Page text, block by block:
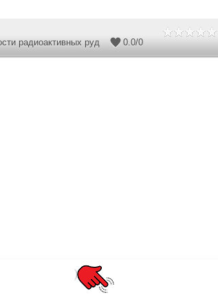
радиоактивных руд 0.0/0